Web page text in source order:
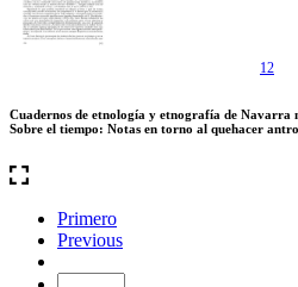
12
Cuadernos de etnología y etnografía de Navarra
Sobre el tiempo: Notas en torno al quehacer
Primero
Previous